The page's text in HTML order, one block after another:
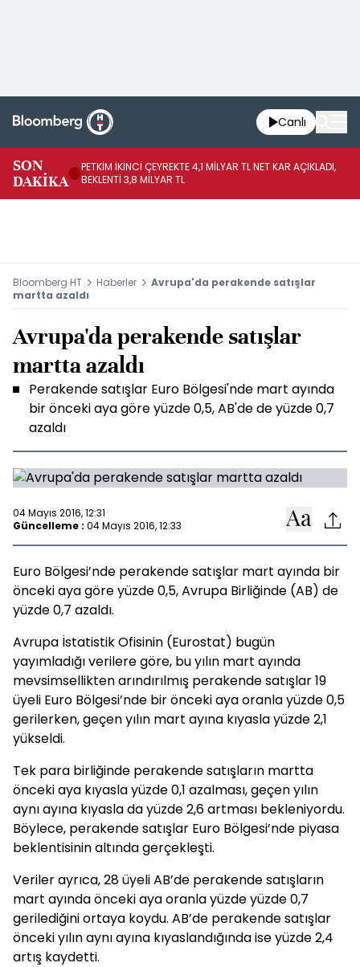
Canlı
SON
DAKİKA
PETKİM İKİNCİ ÇEYREKTE 4,1 MİLYAR TL NET KAR AÇIKLADI,
BEKLENTİ 3,8 MİLYAR TL
Bloomberg HT Haberler
Avrupa'da perakende satışlar
martta azaldı
Avrupa'da perakende satışlar
martta azaldı
Perakende satışlar Euro Bölgesi'nde mart ayında
bir önceki aya göre yüzde 0,5, AB'de de yüzde 0,7
azaldı
04 Mayıs 2016, 12:31
Güncelleme : 04 Mayıs 2016, 12:33
Euro Bölgesi’nde perakende satışlar mart ayında bir
önceki aya göre yüzde 0,5, Avrupa Birliğinde (AB) de
yüzde 0,7 azaldı.
Avrupa İstatistik Ofisinin (Eurostat) bugün
yayımladığı verilere göre, bu yılın mart ayında
mevsimsellikten arındırılmış perakende satışlar 19
üyeli Euro Bölgesi’nde bir önceki aya oranla yüzde 0,5
gerilerken, geçen yılın mart ayına kıyasla yüzde 2,1
yükseldi.
Tek para birliğinde perakende satışların martta
önceki aya kıyasla yüzde 0,1 azalması, geçen yılın
aynı ayına kıyasla da yüzde 2,6 artması bekleniyordu.
Böylece, perakende satışlar Euro Bölgesi’nde piyasa
beklentisinin altında gerçekleşti.
Veriler ayrıca, 28 üyeli AB’de perakende satışların
mart ayında önceki aya oranla yüzde yüzde 0,7
gerilediğini ortaya koydu. AB’de perakende satışlar
önceki yılın aynı ayına kıyaslandığında ise yüzde 2,4
artış kaydetti.